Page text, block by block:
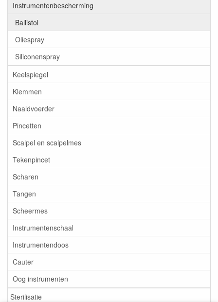
Instrumentenbescherming
Ballistol
Oliespray
Siliconenspray
Keelspiegel
Klemmen
Naaldvoerder
Pincetten
Scalpel en scalpelmes
Tekenpincet
Scharen
Tangen
Scheermes
Instrumentenschaal
Instrumentendoos
Cauter
Oog instrumenten
Sterilisatie